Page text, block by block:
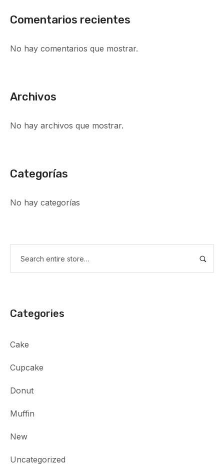
Comentarios recientes
No hay comentarios que mostrar.
Archivos
No hay archivos que mostrar.
Categorías
No hay categorías
Categories
Cake
Cupcake
Donut
Muffin
New
Uncategorized